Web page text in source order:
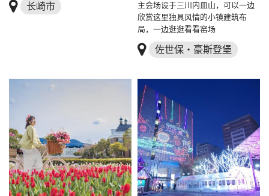
长崎市
主会场设于三川内皿山，可以一边
欣赏这里独具风情的小镇建筑布
局，一边逛逛看看窑场
佐世保・豪斯登堡